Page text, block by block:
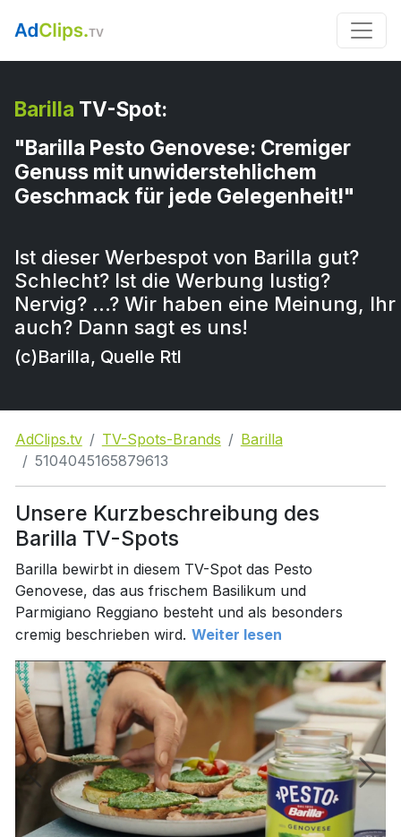
Barilla TV-Spot:
"Barilla Pesto Genovese: Cremiger
Genuss mit unwiderstehlichem
Geschmack für jede Gelegenheit!"
Ist dieser Werbespot von Barilla gut?
Schlecht? Ist die Werbung lustig?
Nervig? …? Wir haben eine Meinung, Ihr
auch? Dann sagt es uns!
(c)Barilla, Quelle Rtl
AdClips.tv TV-Spots-Brands
Barilla
5104045165879613
Unsere Kurzbeschreibung des
Barilla TV-Spots
Barilla bewirbt in diesem TV-Spot das Pesto
Genovese, das aus frischem Basilikum und
Parmigiano Reggiano besteht und als besonders
cremig beschrieben wird. Weiter lesen